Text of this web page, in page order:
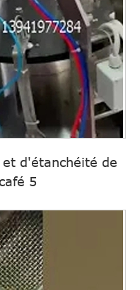
d'étanchéité de
5